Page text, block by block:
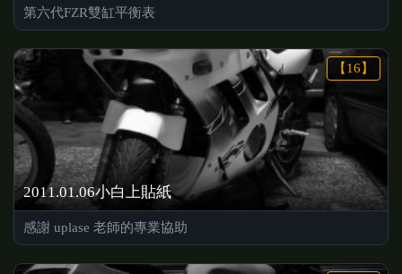
第六代FZR雙缸平衡表
【16】
2011.01.06小白上貼紙
感謝 uplase 老師的專業協助